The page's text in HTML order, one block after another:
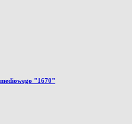
"1670"